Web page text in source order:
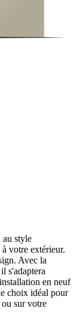
style
votre extérieur.
Avec la
s'adaptera
en neuf
choix idéal pour
sur votre